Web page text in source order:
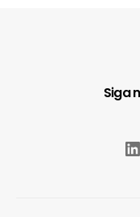
Siga